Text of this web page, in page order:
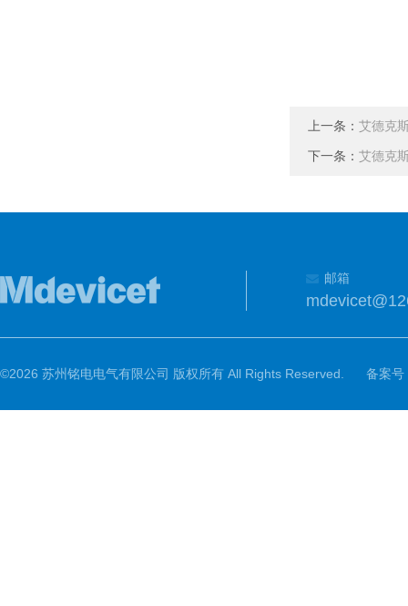
上一条： 艾德克
下一条： 艾德克
邮箱
©2026 苏州铭电电气有限公司 版权所有 All Rights Reserved. 备案号